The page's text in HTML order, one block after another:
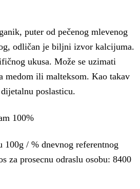
puter od pečenog mlevenog
odličan je biljni izvor kalcijuma.
ukusa. Može se uzimati
medom ili malteksom. Kao takav
poslasticu.
100%
/ % dnevnog referentnog
za prosecnu odraslu osobu: 8400